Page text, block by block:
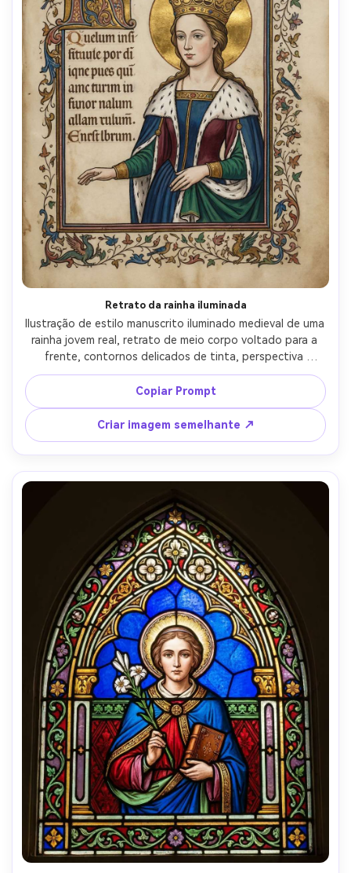
Retrato da rainha iluminada
Ilustração de estilo manuscrito iluminado medieval de uma
rainha jovem real, retrato de meio corpo voltado para a
frente, contornos delicados de tinta, perspectiva
medieval plana, halo de folha de ouro e filigrana, vestes
de tom de joia com acabamento de ermínio, ornamentado
decorado inicial no canto, linhas de caligrafia latina,
textura de pergaminho, borda floral intrincada e
pequenos pássaros nas margens, humor sereno e
poderoso, altamente detalhado, iluminação de qualidade
de museu, lente de 85mm, profundidade de campo rasa,
Copiar Prompt
Criar imagem semelhante ↗